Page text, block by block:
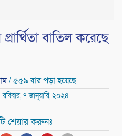
বাতিল করেছে
/ ৫৫৯ বার পড়া হয়েছে
৭ জানুয়ারি, ২০২৪
শেয়ার করুনঃ